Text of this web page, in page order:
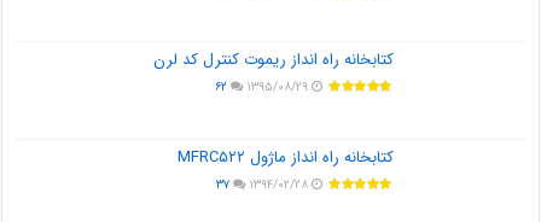
کتابخانه راه انداز ریموت کنترل کد لرن
۱۳۹۵/۰۸/۲۹ ۶۲
کتابخانه راه انداز ماژول MFRC۵۲۲
۱۳۹۴/۰۲/۲۸ ۳۷